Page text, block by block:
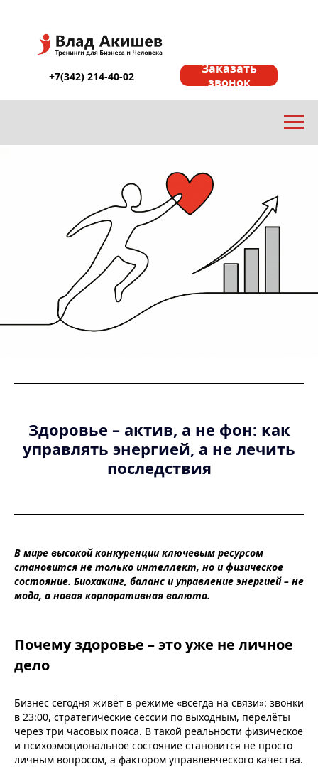
Заказать
звонок
+7(342) 214-40-02
Здоровье – актив, а не фон: как
управлять энергией, а не лечить
последствия
В мире высокой конкуренции ключевым ресурсом
становится не только интеллект, но и физическое
состояние. Биохакинг, баланс и управление энергией – не
мода, а новая корпоративная валюта.
Почему здоровье – это уже не личное
дело
Бизнес сегодня живёт в режиме «всегда на связи»: звонки
в 23:00, стратегические сессии по выходным, перелёты
через три часовых пояса. В такой реальности физическое
и психоэмоциональное состояние становится не просто
личным вопросом, а фактором управленческого качества.